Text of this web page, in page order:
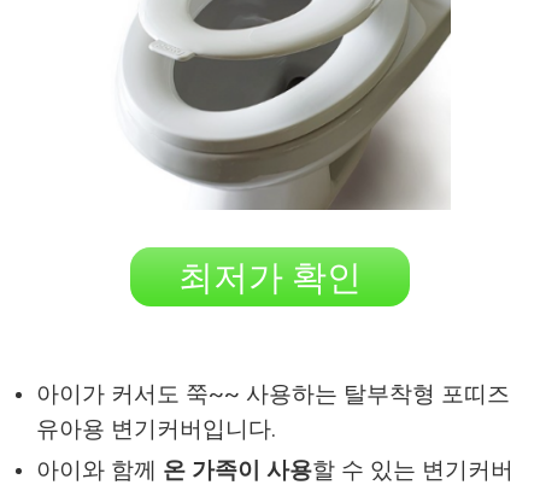
최저가 확인
아이가 커서도 쭉~~ 사용하는 탈부착형 포띠즈
유아용 변기커버입니다.
아이와 함께 온 가족이 사용할 수 있는 변기커버